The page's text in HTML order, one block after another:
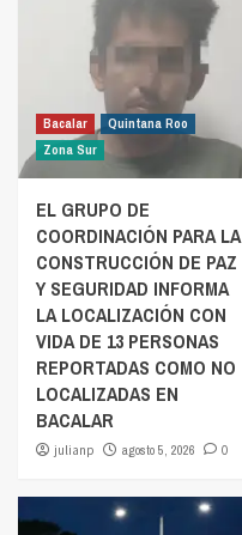
Bacalar
Quintana Roo
Zona Sur
EL GRUPO DE
COORDINACIÓN PARA LA
CONSTRUCCIÓN DE PAZ
Y SEGURIDAD INFORMA
LA LOCALIZACIÓN CON
VIDA DE 13 PERSONAS
REPORTADAS COMO NO
LOCALIZADAS EN
BACALAR
julianp agosto 5, 2026 0